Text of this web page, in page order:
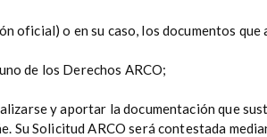
oficial) o en su caso, los documentos que
de los Derechos ARCO;
y aportar la documentación que
Su Solicitud ARCO será contestada